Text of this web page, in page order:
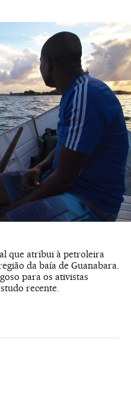
que atribui à petroleira
da baía de Guanabara.
para os ativistas
recente.